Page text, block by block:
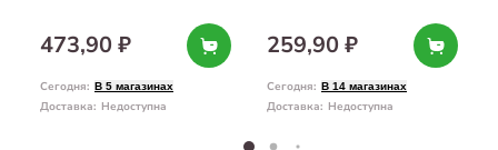
473,90 ₽
Сегодня: В 5 магазинах
Доставка: Недоступна
259,90 ₽
Сегодня: В 14 магазинах
Доставка: Недоступна